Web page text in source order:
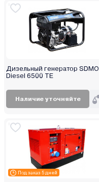
Дизельный генератор SDMO
Diesel 6500 TE
Наличие уточняйте
Под заказ 5 дней